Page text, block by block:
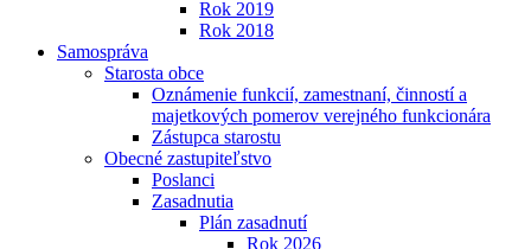
Rok 2019
Rok 2018
Samospráva
Starosta obce
Oznámenie funkcií, zamestnaní, činností a
majetkových pomerov verejného funkcionára
Zástupca starostu
Obecné zastupiteľstvo
Poslanci
Zasadnutia
Plán zasadnutí
Rok 2026